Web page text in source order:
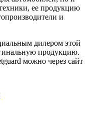
ее продукцию
и
дилером этой
продукцию.
можно через сайт